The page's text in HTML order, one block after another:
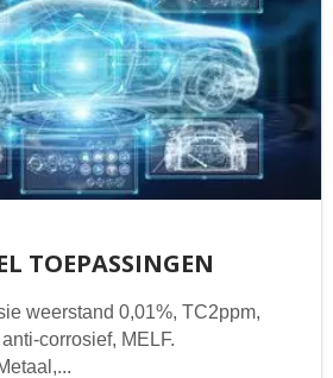
TOEPASSINGEN
weerstand 0,01%, TC2ppm,
corrosief, MELF.